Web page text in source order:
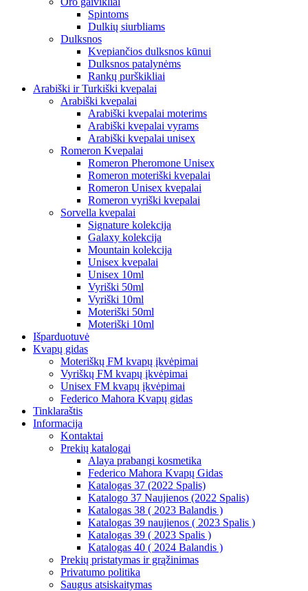
Spintoms
Dulkių siurbliams
Dulksnos
Kvepiančios dulksnos kūnui
Dulksnos patalynėms
Rankų purškikliai
Arabiški ir Turkiški kvepalai
Arabiški kvepalai
Arabiški kvepalai moterims
Arabiški kvepalai vyrams
Arabiški kvepalai unisex
Romeron Kvepalai
Romeron Pheromone Unisex
Romeron moteriški kvepalai
Romeron Unisex kvepalai
Romeron vyriški kvepalai
Sorvella kvepalai
Signature kolekcija
Galaxy kolekcija
Mountain kolekcija
Unisex kvepalai
Unisex 10ml
Vyriški 50ml
Vyriški 10ml
Moteriški 50ml
Moteriški 10ml
Išparduotuvė
Kvapų gidas
Moteriškų FM kvapų įkvėpimai
Vyriškų FM kvapų įkvėpimai
Unisex FM kvapų įkvėpimai
Federico Mahora Kvapų gidas
Tinklaraštis
Informacija
Kontaktai
Prekių katalogai
Alaya prabangi kosmetika
Federico Mahora Kvapų Gidas
Katalogas 37 (2022 Spalis)
Katalogo 37 Naujienos (2022 Spalis)
Katalogas 38 ( 2023 Balandis )
Katalogas 39 naujienos ( 2023 Spalis )
Katalogas 39 ( 2023 Spalis )
Katalogas 40 ( 2024 Balandis )
Prekių pristatymas ir grąžinimas
Privatumo politika
Saugus atsiskaitymas